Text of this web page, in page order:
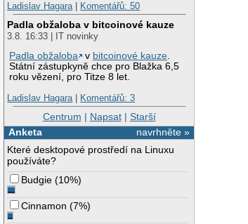
Ladislav Hagara| Komentářů: 50
Padla obžaloba v bitcoinové kauze
3.8. 16:33 | IT novinky
Padla obžaloba
v bitcoinové kauze.
Státní zástupkyně chce pro Blažka 6,5
roku vězení, pro Titze 8 let.
Ladislav Hagara| Komentářů: 3
Centrum | Napsat| Starší
navrhněte »
Anketa
Které desktopové prostředí na Linuxu
používáte?
Budgie (10%)
Cinnamon (7%)